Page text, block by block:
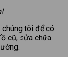
chúng tôi để có
cũ, sửa chữa